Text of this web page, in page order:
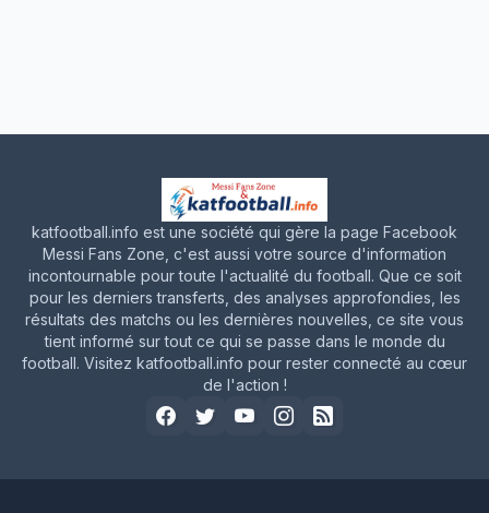
katfootball.info est une société qui gère la page Facebook
Messi Fans Zone, c'est aussi votre source d'information
incontournable pour toute l'actualité du football. Que ce soit
pour les derniers transferts, des analyses approfondies, les
résultats des matchs ou les dernières nouvelles, ce site vous
tient informé sur tout ce qui se passe dans le monde du
football. Visitez katfootball.info pour rester connecté au cœur
de l'action !